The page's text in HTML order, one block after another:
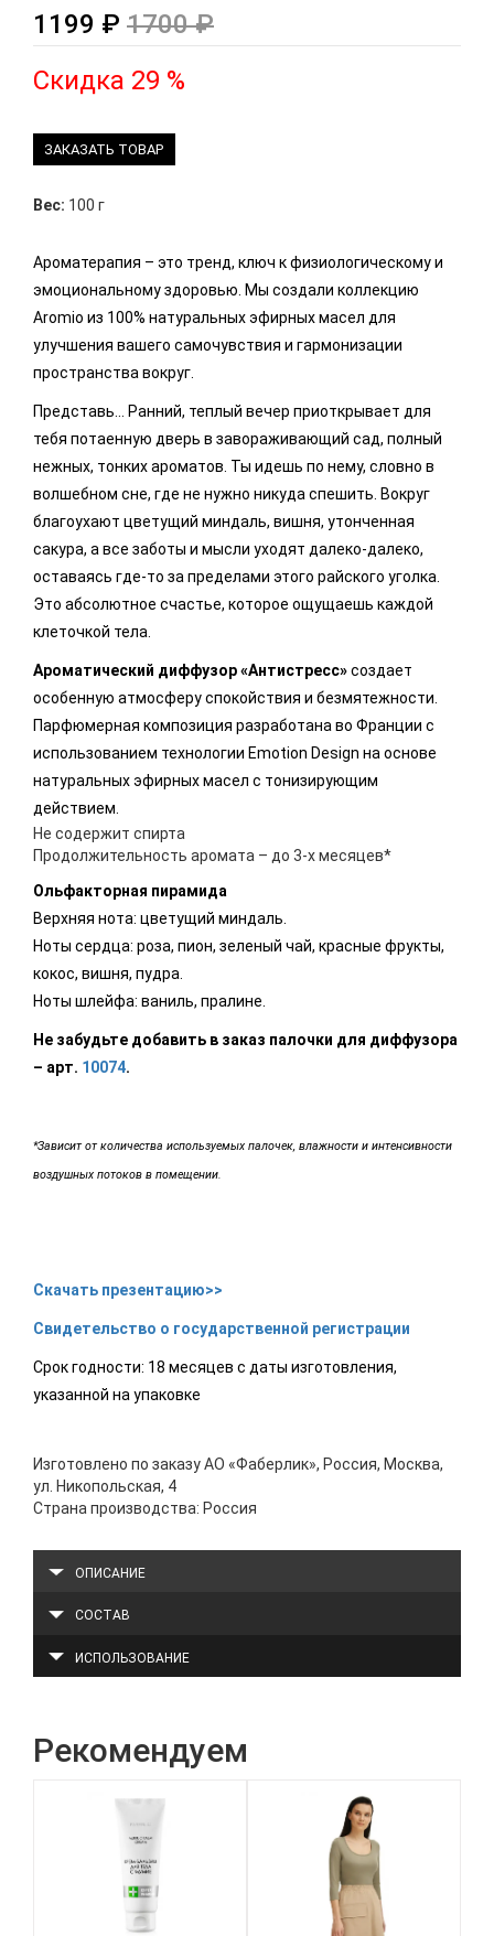
1199 ₽ 1700 ₽
Скидка 29 %
ЗАКАЗАТЬ ТОВАР
Вес: 100 г
Ароматерапия – это тренд, ключ к физиологическому и
эмоциональному здоровью. Мы создали коллекцию
Aromio из 100% натуральных эфирных масел для
улучшения вашего самочувствия и гармонизации
пространства вокруг.
Представь… Ранний, теплый вечер приоткрывает для
тебя потаенную дверь в завораживающий сад, полный
нежных, тонких ароматов. Ты идешь по нему, словно в
волшебном сне, где не нужно никуда спешить. Вокруг
благоухают цветущий миндаль, вишня, утонченная
сакура, а все заботы и мысли уходят далеко-далеко,
оставаясь где-то за пределами этого райского уголка.
Это абсолютное счастье, которое ощущаешь каждой
клеточкой тела.
Ароматический диффузор «Антистресс»создает
особенную атмосферу спокойствия и безмятежности.
Парфюмерная композиция разработана во Франции с
использованием технологии Emotion Design на основе
натуральных эфирных масел с тонизирующим
действием.
Не содержит спирта
Продолжительность аромата – до 3-х месяцев*
Ольфакторная пирамида
Верхняя нота: цветущий миндаль.
Ноты сердца: роза, пион, зеленый чай, красные фрукты,
кокос, вишня, пудра.
Ноты шлейфа: ваниль, пралине.
Не забудьте добавить в заказ палочки для диффузора
– арт. 10074.
*Зависит от количества используемых палочек, влажности и интенсивности
воздушных потоков в помещении.
Скачать презентацию>>
Свидетельство о государственной регистрации
Срок годности: 18 месяцев с даты изготовления,
указанной на упаковке
Изготовлено по заказу АО «Фаберлик», Россия, Москва,
ул. Никопольская, 4
Страна производства: Россия
ОПИСАНИЕ
СОСТАВ
ИСПОЛЬЗОВАНИЕ
Рекомендуем